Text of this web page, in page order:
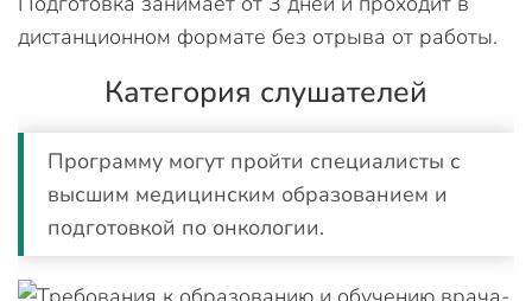
дистанционном формате без отрыва от работы.
Категория слушателей
Программу могут пройти специалисты с
высшим медицинским образованием и
подготовкой по онкологии.